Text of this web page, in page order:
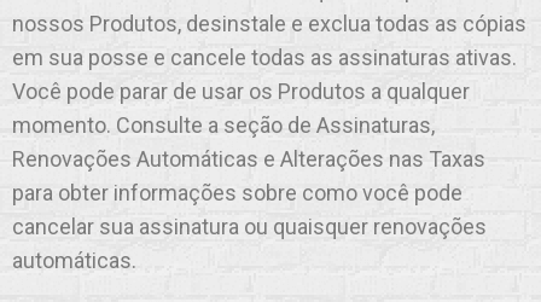
nossos Produtos, desinstale e exclua todas as cópias
em sua posse e cancele todas as assinaturas ativas.
Você pode parar de usar os Produtos a qualquer
momento. Consulte a seção de Assinaturas,
Renovações Automáticas e Alterações nas Taxas
para obter informações sobre como você pode
cancelar sua assinatura ou quaisquer renovações
automáticas.